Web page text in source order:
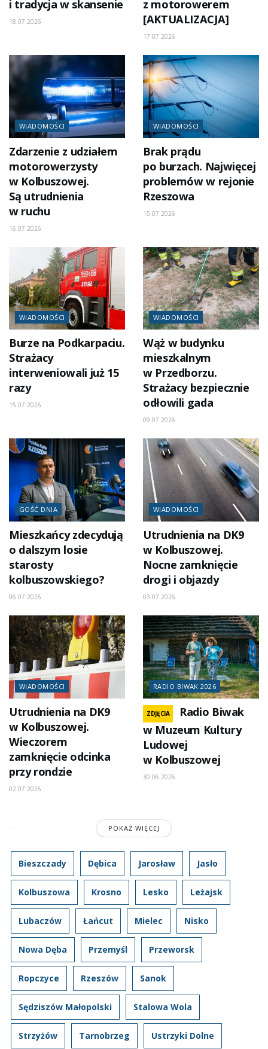
i tradycja w skansenie
18.07.2026
z motorowerem
[AKTUALIZACJA]
17.07.2026
WIADOMOŚCI
Zdarzenie z udziałem
motorowerzysty
w Kolbuszowej.
Są utrudnienia
w ruchu
16.07.2026
WIADOMOŚCI
Brak prądu
po burzach. Najwięcej
problemów w rejonie
Rzeszowa
15.07.2026
WIADOMOŚCI
Burze na Podkarpaciu.
Strażacy
interweniowali już 15
razy
15.07.2026
WIADOMOŚCI
Wąż w budynku
mieszkalnym
w Przedborzu.
Strażacy bezpiecznie
odłowili gada
09.07.2026
GOŚĆ DNIA
Mieszkańcy zdecydują
o dalszym losie
starosty
kolbuszowskiego?
06.07.2026
WIADOMOŚCI
Utrudnienia na DK9
w Kolbuszowej.
Nocne zamknięcie
drogi i objazdy
03.07.2026
WIADOMOŚCI
Utrudnienia na DK9
w Kolbuszowej.
Wieczorem
zamknięcie odcinka
przy rondzie
02.07.2026
RADIO BIWAK 2026
ZDJĘCIA
Radio Biwak
w Muzeum Kultury
Ludowej
w Kolbuszowej
30.06.2026
POKAŻ WIĘCEJ
Bieszczady Dębica Jarosław Jasło
Kolbuszowa Krosno Lesko Leżajsk
Lubaczów Łańcut Mielec Nisko
Nowa Dęba Przemyśl Przeworsk
Ropczyce Rzeszów Sanok
Sędziszów Małopolski Stalowa Wola
Strzyżów Tarnobrzeg Ustrzyki Dolne